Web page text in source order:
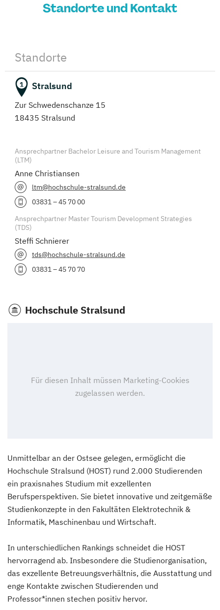
Standorte und Kontakt
Standorte
1 Stralsund
Zur Schwedenschanze 15
18435 Stralsund
Ansprechpartner Bachelor Leisure and Tourism Management
(LTM)
Anne Christiansen
ltm@hochschule-stralsund.de
03831 – 45 70 00
Ansprechpartner Master Tourism Development Strategies
(TDS)
Steffi Schnierer
tds@hochschule-stralsund.de
03831 – 45 70 70
Hochschule Stralsund
Unmittelbar an der Ostsee gelegen, ermöglicht die
Hochschule Stralsund (HOST) rund 2.000 Studierenden
ein praxisnahes Studium mit exzellenten
Berufsperspektiven. Sie bietet innovative und zeitgemäße
Studienkonzepte in den Fakultäten Elektrotechnik &
Informatik, Maschinenbau und Wirtschaft.
In unterschiedlichen Rankings schneidet die HOST
hervorragend ab. Insbesondere die Studienorganisation,
das exzellente Betreuungsverhältnis, die Ausstattung und
enge Kontakte zwischen Studierenden und
Professor*innen stechen positiv hervor.